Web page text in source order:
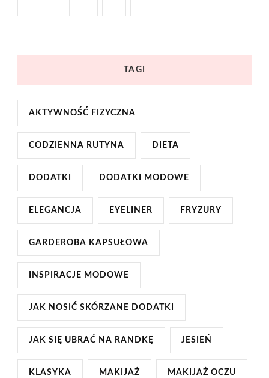
TAGI
AKTYWNOŚĆ FIZYCZNA
CODZIENNA RUTYNA DIETA
DODATKI DODATKI MODOWE
ELEGANCJA EYELINER FRYZURY
GARDEROBA KAPSUŁOWA
INSPIRACJE MODOWE
JAK NOSIĆ SKÓRZANE DODATKI
JAK SIĘ UBRAĆ NA RANDKĘ JESIEŃ
KLASYKA MAKIJAŻ MAKIJAŻ OCZU